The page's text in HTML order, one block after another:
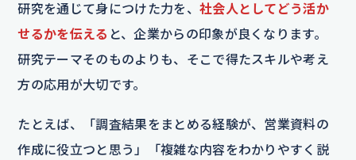
研究を通じて身につけた力を、 社会人としてどう活か
せるかを伝える と、企業からの印象が良くなります。
研究テーマそのものよりも、そこで得たスキルや考え
方の応用が大切です。
たとえば、「調査結果をまとめる経験が、営業資料の
作成に役立つと思う」「複雑な内容をわかりやすく説